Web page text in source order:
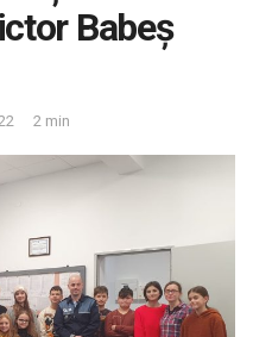
Babeș
2 min